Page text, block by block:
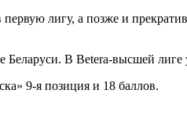
лигу, а позже и
В Betera-высшей
9-я позиция и 18 баллов.